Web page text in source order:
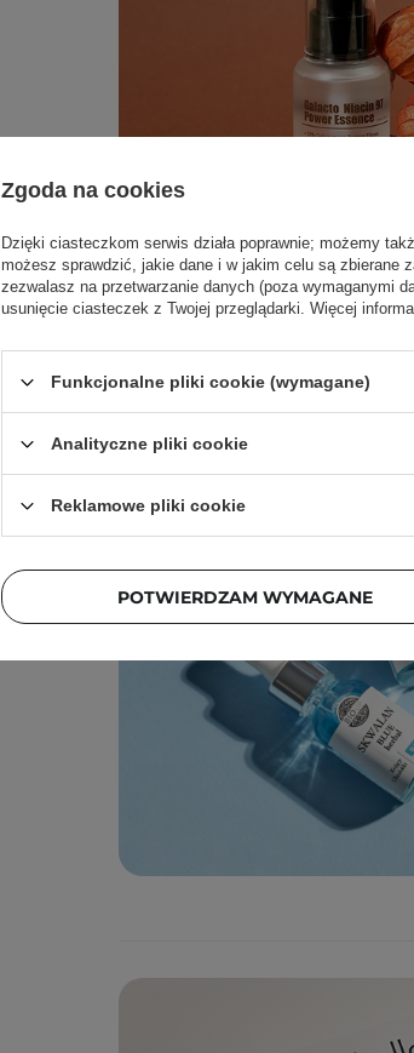
Zgoda na cookies
Dzięki ciasteczkom serwis działa poprawnie; możemy
możesz sprawdzić, jakie dane i w jakim celu są zbierane
zezwalasz na przetwarzanie danych (poza wymaganymi
usunięcie ciasteczek z Twojej przeglądarki. Więcej
Funkcjonalne pliki cookie (wymagane)
Analityczne pliki cookie
Reklamowe pliki cookie
POTWIERDZAM WYMAGANE